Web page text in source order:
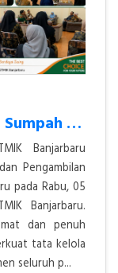
Pelantikan dan Pengambilan Sumpah Jabatan Pejabat STMIK Banjarbaru Ber
Banjarbaru
Pengambilan
pada Rabu, 05
Banjarbaru.
dan penuh
tata kelola
seluruh p...